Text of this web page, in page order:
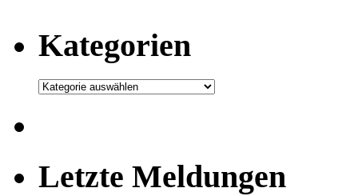
Kategorien
Kategorien
Letzte Meldungen